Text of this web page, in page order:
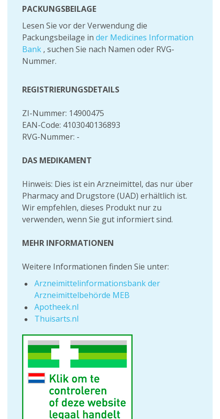
PACKUNGSBEILAGE
Lesen Sie vor der Verwendung die
Packungsbeilage in der Medicines Information
Bank , suchen Sie nach Namen oder RVG-
Nummer.
REGISTRIERUNGSDETAILS
ZI-Nummer: 14900475
EAN-Code: 4103040136893
RVG-Nummer: -
DAS MEDIKAMENT
Hinweis: Dies ist ein Arzneimittel, das nur über
Pharmacy and Drugstore (UAD) erhältlich ist.
Wir empfehlen, dieses Produkt nur zu
verwenden, wenn Sie gut informiert sind.
MEHR INFORMATIONEN
Weitere Informationen finden Sie unter:
Arzneimittelinformationsbank der
Arzneimittelbehörde MEB
Apotheek.nl
Thuisarts.nl